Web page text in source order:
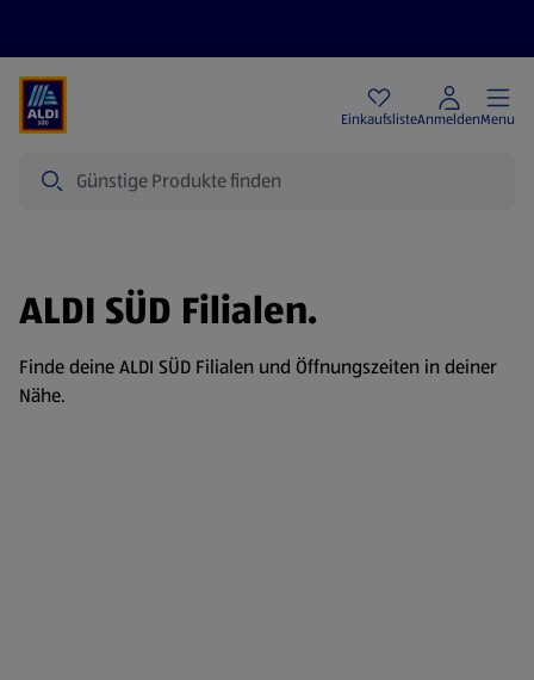
EinkaufslisteAnmeldenMenu
ALDI SÜD Filialen.
Finde deine ALDI SÜD Filialen und Öffnungszeiten in deiner
Nähe.